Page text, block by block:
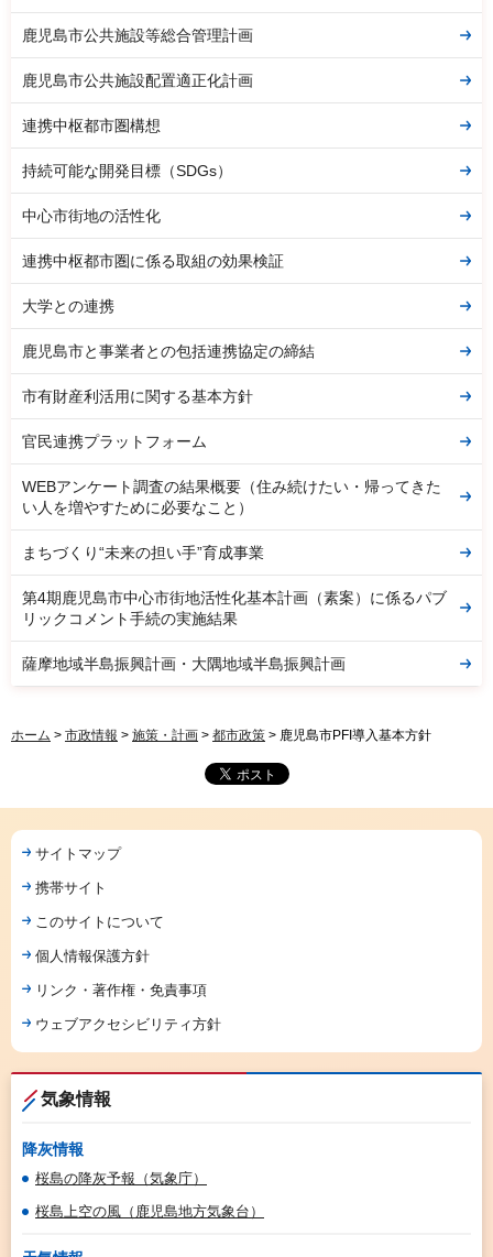
鹿児島市公共施設等総合管理計画
鹿児島市公共施設配置適正化計画
連携中枢都市圏構想
持続可能な開発目標（SDGs）
中心市街地の活性化
連携中枢都市圏に係る取組の効果検証
大学との連携
鹿児島市と事業者との包括連携協定の締結
市有財産利活用に関する基本方針
官民連携プラットフォーム
WEBアンケート調査の結果概要（住み続けたい・帰ってきた
い人を増やすために必要なこと）
まちづくり“未来の担い手”育成事業
第4期鹿児島市中心市街地活性化基本計画（素案）に係るパブ
リックコメント手続の実施結果
薩摩地域半島振興計画・大隅地域半島振興計画
ホーム > 市政情報 > 施策・計画 > 都市政策 > 鹿児島市PFI導入基本方針
サイトマップ
携帯サイト
このサイトについて
個人情報保護方針
リンク・著作権・免責事項
ウェブアクセシビリティ方針
気象情報
降灰情報
桜島の降灰予報（気象庁）
桜島上空の風（鹿児島地方気象台）